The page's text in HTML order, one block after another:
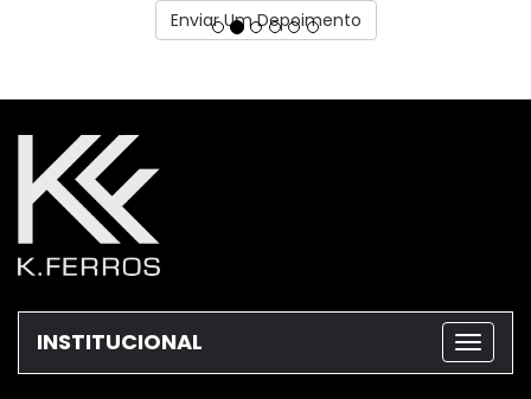
Enviar Um Depoimento
INSTITUCIONAL